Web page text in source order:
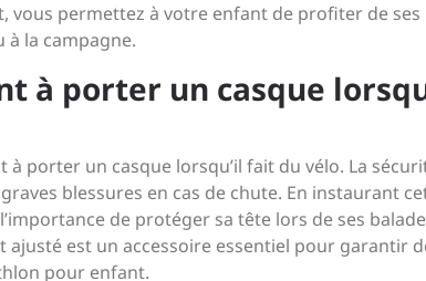
vous permettez à votre enfant de profiter de
la campagne.
à porter un casque
à porter un casque lorsqu’il fait du vélo. La
blessures en cas de chute. En instaurant
de protéger sa tête lors de ses
est un accessoire essentiel pour garantir
pour enfant.